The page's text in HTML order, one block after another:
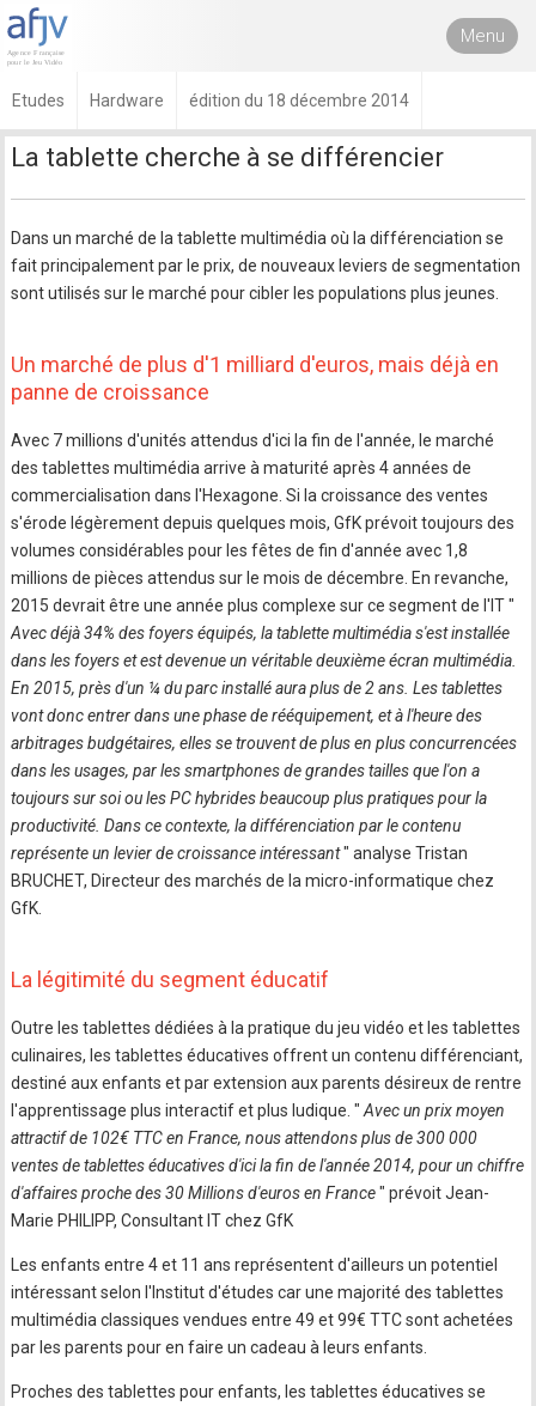
Menu
Etudes Hardware édition du 18 décembre 2014
La tablette cherche à se différencier
Dans un marché de la tablette multimédia où la différenciation se
fait principalement par le prix, de nouveaux leviers de segmentation
sont utilisés sur le marché pour cibler les populations plus jeunes.
Un marché de plus d'1 milliard d'euros, mais déjà en
panne de croissance
Avec 7 millions d'unités attendus d'ici la fin de l'année, le marché
des tablettes multimédia arrive à maturité après 4 années de
commercialisation dans l'Hexagone. Si la croissance des ventes
s'érode légèrement depuis quelques mois, GfK prévoit toujours des
volumes considérables pour les fêtes de fin d'année avec 1,8
millions de pièces attendus sur le mois de décembre. En revanche,
2015 devrait être une année plus complexe sur ce segment de l'IT "
Avec déjà 34% des foyers équipés, la tablette multimédia s'est installée
dans les foyers et est devenue un véritable deuxième écran multimédia.
En 2015, près d'un ¼ du parc installé aura plus de 2 ans. Les tablettes
vont donc entrer dans une phase de rééquipement, et à l'heure des
arbitrages budgétaires, elles se trouvent de plus en plus concurrencées
dans les usages, par les smartphones de grandes tailles que l'on a
toujours sur soi ou les PC hybrides beaucoup plus pratiques pour la
productivité. Dans ce contexte, la différenciation par le contenu
représente un levier de croissance intéressant" analyse Tristan
BRUCHET, Directeur des marchés de la micro-informatique chez
GfK.
La légitimité du segment éducatif
Outre les tablettes dédiées à la pratique du jeu vidéo et les tablettes
culinaires, les tablettes éducatives offrent un contenu différenciant,
destiné aux enfants et par extension aux parents désireux de rentre
l'apprentissage plus interactif et plus ludique. " Avec un prix moyen
attractif de 102€ TTC en France, nous attendons plus de 300 000
ventes de tablettes éducatives d'ici la fin de l'année 2014, pour un chiffre
d'affaires proche des 30 Millions d'euros en France" prévoit Jean-
Marie PHILIPP, Consultant IT chez GfK
Les enfants entre 4 et 11 ans représentent d'ailleurs un potentiel
intéressant selon l'Institut d'études car une majorité des tablettes
multimédia classiques vendues entre 49 et 99€ TTC sont achetées
par les parents pour en faire un cadeau à leurs enfants.
Proches des tablettes pour enfants, les tablettes éducatives se